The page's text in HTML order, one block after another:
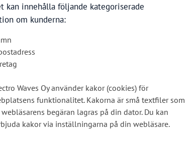
kan innehålla följande kategoriserade
om kunderna:
Waves Oy använder kakor (cookies) för
funktionalitet. Kakorna är små textfiler som
webläsarens begäran lagras på din dator. Du kan
kakor via inställningarna på din webläsare.